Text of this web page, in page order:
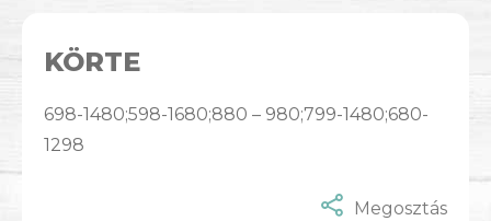
KÖRTE
698-1480;598-1680;880 – 980;799-1480;680-
1298
Megosztás